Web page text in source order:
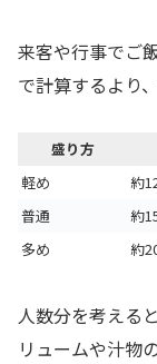
来客や行事でご
で計算するより
盛り方
軽め
約
普通
約
多め
約
人数分を考える
リュームや汁物